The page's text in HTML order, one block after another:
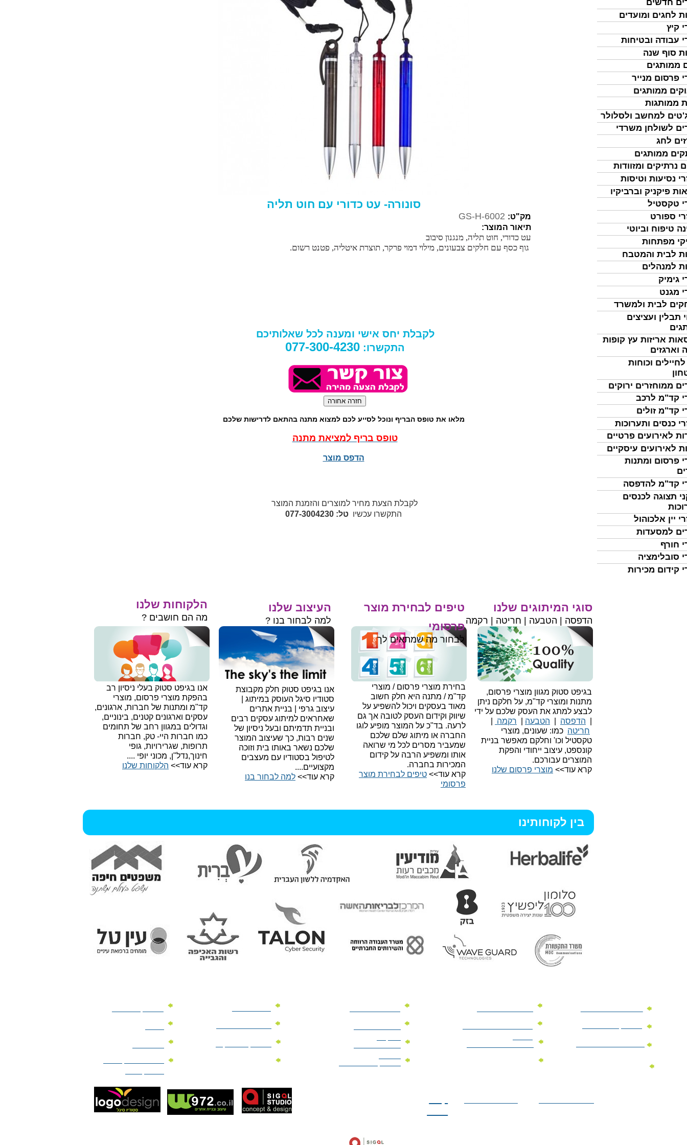
חדשים
לחגים ומועדים
קיץ
עבודה ובטיחות
סוף שנה
ממותגים
פרסום מנייר
ממותגים
ממותגות
למחשב ולסלולר
לשולחן משרדי
לחג
ממותגים
נרתיקים ומזוודות
נסיעות וטיסות
פיקניק וברביקיו
טקסטיל
ספורט
טיפוח וביוטי
מפתחות
לבית והמטבח
למנהלים
גימיק
מגנט
לבית ולמשרד
תבלין ועציצים
אריזות עץ קופות
וארגזים
לחיילים וכוחות
ממוחזרים ירוקים
קד"מ לרכב
קד"מ זולים
כנסים ותערוכות
לאירועים פרטיים
לאירועים עיסקיים
פרסום ומתנות
קד"מ להדפסה
תצוגה לכנסים
יין אלכוהול
למסעדות
חורף
סובלימציה
קידום מכירות
סונורה- עט כדורי עם חוט תליה
מק"ט: GS-H-6002
תיאור המוצר:
עט כדורי, חוט תליה, מנגנון סיבוב
גוף כסף עם חלקים צבעונים, מילוי דמוי פרקר, תוצרת איטליה, פטנט רשום.
לקבלת יחס אישי ומענה לכל שאלותיכם
התקשרו: 077-300-4230
מלאו את טופס הבריף ונוכל לסייע לכם למצוא מתנה בהתאם לדרישות שלכם
טופס בריף למציאת מתנה
הדפס מוצר
לקבלת הצעת מחיר למוצרים והזמנת המוצר
התקשרו עכשיו טל: 077-3004230
אנו בגיפט סטוק חלק מקבוצת
סטודיו סיגל העוסק במיתוג |
עיצוב גרפי | בניית אתרים
שאחראים למיתוג עסקים רבים
ובניית תדמיתם ובעל ניסיון של
שנים רבות, כך שעיצוב המוצר
שלכם נשאר באותו בית וזוכה
לטיפול בסטודיו עם מעצבים
מקצועיים....
קרא עוד>> למה לבחור בנו​
בגיפט סטוק מגוון מוצרי פרסום,
מתנות ומוצרי קד"מ, על חלקם ניתן
לבצע למתג את העסק שלכם על ידי
הדפסה הטבעה רקמה
חריטה כמו: שעונים, מוצרי
טקסטיל וכו' וחלקם מאפשר בניית
קונספט, עיצוב ייחודי והפקת
המוצרים עבורכם.
קרא עוד>> מוצרי פרסום שלנו
אנו בגיפט סטוק בעלי ניסיון רב
בהפקת מוצרי פרסום, מוצרי
קד"מ ומתנות של חברות, ארגונים,
עסקים וארגונים קטנים, בינוניים,
וגדולים במגוון רחב של תחומים
כמו חברות היי- טק, חברות
תרופות, שגרירויות, גופי
חינוך,נדל"ן, מכוני יופי ....
קרא עוד>> הלקוחות שלנו
בחירת מוצרי פרסום / מוצרי
קד"מ / מתנה היא חלק חשוב
מאוד בעסקים ויכול להשפיע על
שיווק וקידום העסק לטובה אך גם
לרעה. בד"כ על המוצר מופיע לוגו
החברה או מיתוג שלם שלכם
שמעביר מסרים לכל מי שרואה
אותו ומשפיע הרבה על קידום
המכירות בחברה.
קרא עוד>> טיפים לבחירת מוצר
פרסומי
טיפים לבחירת מוצר
פרסומי
לבחור מה שמתאים לך
העיצוב שלנו
למה לבחור בנו ?
סוגי המיתוגים שלנו
הדפסה | הטבעה | חריטה | רקמה
הלקוחות שלנו
מה הם חושבים ?
בין לקוחותינו